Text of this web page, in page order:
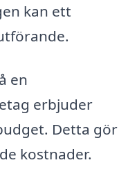
kan ett
en
erbjuder
Detta gör
kostnader.